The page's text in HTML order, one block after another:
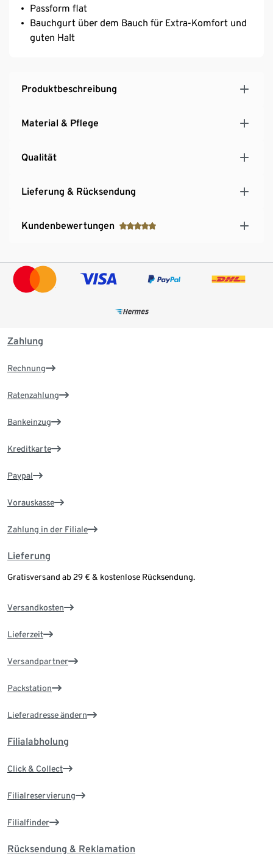
Passform flat
Bauchgurt über dem Bauch für Extra-Komfort und
guten Halt
Produktbeschreibung
Material & Pflege
Qualität
Lieferung & Rücksendung
Kundenbewertungen
Zahlung
Rechnung
Ratenzahlung
Bankeinzug
Kreditkarte
Paypal
Vorauskasse
Zahlung in der Filiale
Lieferung
Gratisversand ab 29 € & kostenlose Rücksendung.
Versandkosten
Lieferzeit
Versandpartner
Packstation
Lieferadresse ändern
Filialabholung
Click & Collect
Filialreservierung
Filialfinder
Rücksendung & Reklamation